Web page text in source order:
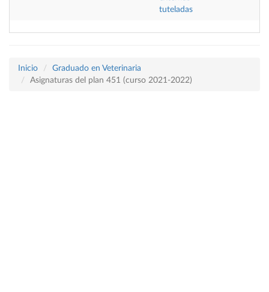
tuteladas
Inicio
Graduado en Veterinaria
Asignaturas del plan 451 (curso 2021-2022)